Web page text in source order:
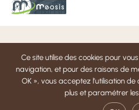
Ce site utilise des cookies pour
navigation, et pour des raisons de
OK », vous acceptez l’utilisation
plus et paramétrer